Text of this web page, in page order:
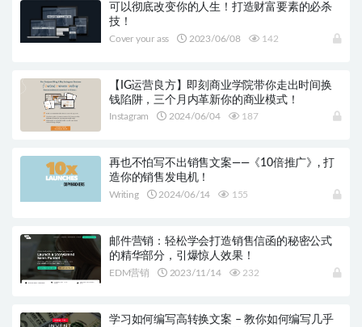
可以彻底改变你的人生！打造财富要素的必杀
技！
Cover your ass 2023/06/08 142
【IG运营良方】即刻商业学院带你走出时间换
钱陷阱，三个月内革新你的商业模式！
Instagram 2024/06/04 187
再也不怕写不出销售文案——《10倍推广》, 打
造你的销售发电机！
Writing 2024/06/14 155
邮件营销：轻松学会打造销售信函的秘密公式
的精华部分，引爆惊人效果！
EDM营销 2023/11/14 232
学习如何编写高转换文案 – 教你如何编写几乎